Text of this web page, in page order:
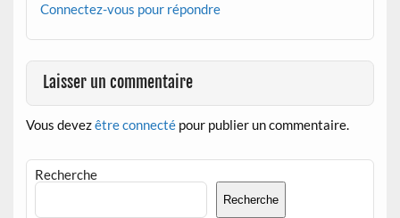
Connectez-vous pour répondre
Laisser un commentaire
Vous devezêtre connectépour publier un commentaire.
Recherche
Recherche